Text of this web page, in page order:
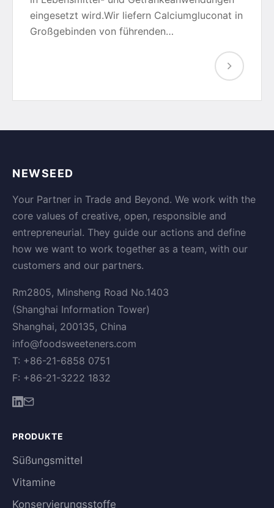
eingesetzt wird.Wir liefern Calciumgluconat in
Großgebinden von führenden…
NEWSEED
Your Partner in Trade and Beyond. We work with the
core values of creative, open, responsible and
entrepreneurial. They guide our actions and define
how we want to work together as a team, with our
customers and our partners.
Rm2805, Minsheng Road No.1403
(Shanghai Information Tower)
Shanghai, 200135, China
info@foodsweeteners.com
T: +86-21-6858 0751
F: +86-21-3222 1832
PRODUKTE
Süßungsmittel
Vitamine
Konservierungsstoffe